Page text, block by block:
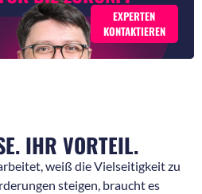
EXPERTEN
KONTAKTIEREN
IHR VORTEIL.
weiß die Vielseitigkeit zu
steigen, braucht es